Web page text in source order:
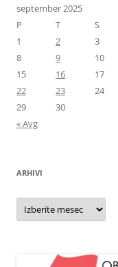
september 2025
P
T S
1
2 3
8
9 10
15
16 17
22
23 24
29
30
« Avg
ARHIVI
Arhivi